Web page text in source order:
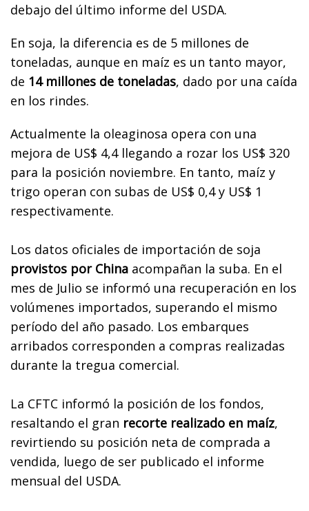
debajo del último informe del USDA.
En soja, la diferencia es de 5 millones de
toneladas, aunque en maíz es un tanto mayor,
de 14 millones de toneladas, dado por una caída
en los rindes.
Actualmente la oleaginosa opera con una
mejora de US$ 4,4 llegando a rozar los US$ 320
para la posición noviembre. En tanto, maíz y
trigo operan con subas de US$ 0,4 y US$ 1
respectivamente.
Los datos oficiales de importación de soja
provistos por China acompañan la suba. En el
mes de Julio se informó una recuperación en los
volúmenes importados, superando el mismo
período del año pasado. Los embarques
arribados corresponden a compras realizadas
durante la tregua comercial.
La CFTC informó la posición de los fondos,
resaltando el gran recorte realizado en maíz,
revirtiendo su posición neta de comprada a
vendida, luego de ser publicado el informe
mensual del USDA.